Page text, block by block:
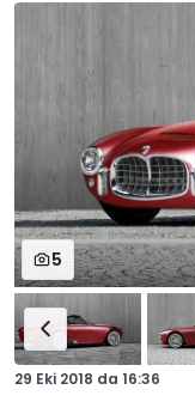
5
29 Eki 2018 da 16:36